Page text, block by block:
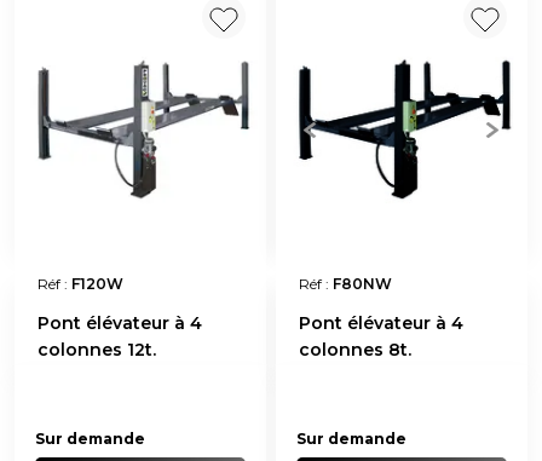
Réf : F120W
Pont élévateur à 4
colonnes 12t.
Sur demande
Réf : F80NW
Pont élévateur à 4
colonnes 8t.
Sur demande